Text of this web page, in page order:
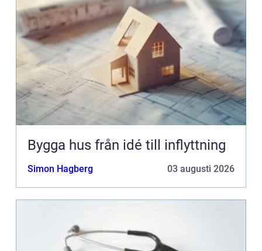
Bygga hus från idé till inflyttning
Simon Hagberg 03 augusti 2026